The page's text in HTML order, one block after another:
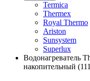
Termica
Thermex
Royal Thermo
Ariston
Sunsystem
Superlux
Водонагреватель
накопительный